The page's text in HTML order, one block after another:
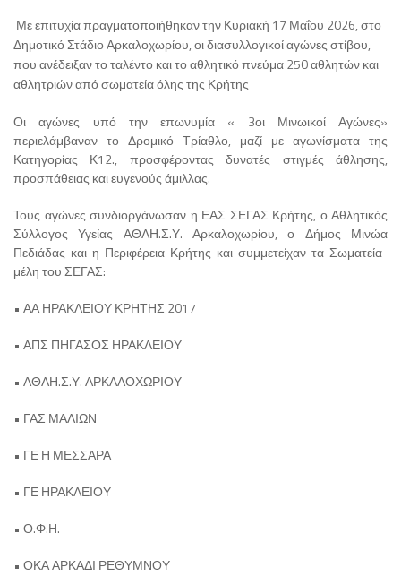
Με επιτυχία πραγματοποιήθηκαν την Κυριακή 17 Μαΐου 2026, στο
Δημοτικό Στάδιο Αρκαλοχωρίου, οι διασυλλογικοί αγώνες στίβου,
που ανέδειξαν το ταλέντο και το αθλητικό πνεύμα 250 αθλητών και
αθλητριών από σωματεία όλης της Κρήτης
Οι αγώνες υπό την επωνυμία « 3οι Μινωικοί Αγώνες»
περιελάμβαναν το Δρομικό Τρίαθλο, μαζί με αγωνίσματα της
Κατηγορίας Κ12., προσφέροντας δυνατές στιγμές άθλησης,
προσπάθειας και ευγενούς άμιλλας.
Τους αγώνες συνδιοργάνωσαν η ΕΑΣ ΣΕΓΑΣ Κρήτης, ο Αθλητικός
Σύλλογος Υγείας ΑΘΛΗ.Σ.Υ. Αρκαλοχωρίου, ο Δήμος Μινώα
Πεδιάδας και η Περιφέρεια Κρήτης και συμμετείχαν τα Σωματεία-
μέλη του ΣΕΓΑΣ:
• ΑΑ ΗΡΑΚΛΕΙΟΥ ΚΡΗΤΗΣ 2017
• ΑΠΣ ΠΗΓΑΣΟΣ ΗΡΑΚΛΕΙΟΥ
• ΑΘΛΗ.Σ.Υ. ΑΡΚΑΛΟΧΩΡΙΟΥ
• ΓΑΣ ΜΑΛΙΩΝ
• ΓΕ Η ΜΕΣΣΑΡΑ
• ΓΕ ΗΡΑΚΛΕΙΟΥ
• Ο.Φ.Η.
• ΟΚΑ ΑΡΚΑΔΙ ΡΕΘΥΜΝΟΥ